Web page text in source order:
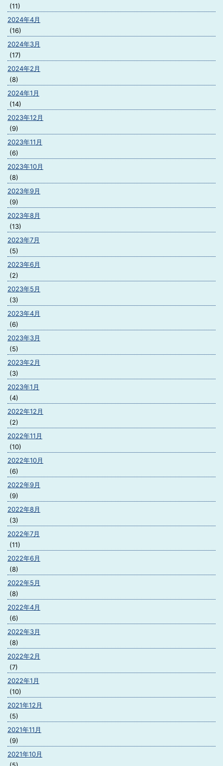
(11)
2024年4月
(16)
2024年3月
(17)
2024年2月
(8)
2024年1月
(14)
2023年12月
(9)
2023年11月
(6)
2023年10月
(8)
2023年9月
(9)
2023年8月
(13)
2023年7月
(5)
2023年6月
(2)
2023年5月
(3)
2023年4月
(6)
2023年3月
(5)
2023年2月
(3)
2023年1月
(4)
2022年12月
(2)
2022年11月
(10)
2022年10月
(6)
2022年9月
(9)
2022年8月
(3)
2022年7月
(11)
2022年6月
(8)
2022年5月
(8)
2022年4月
(6)
2022年3月
(8)
2022年2月
(7)
2022年1月
(10)
2021年12月
(5)
2021年11月
(9)
2021年10月